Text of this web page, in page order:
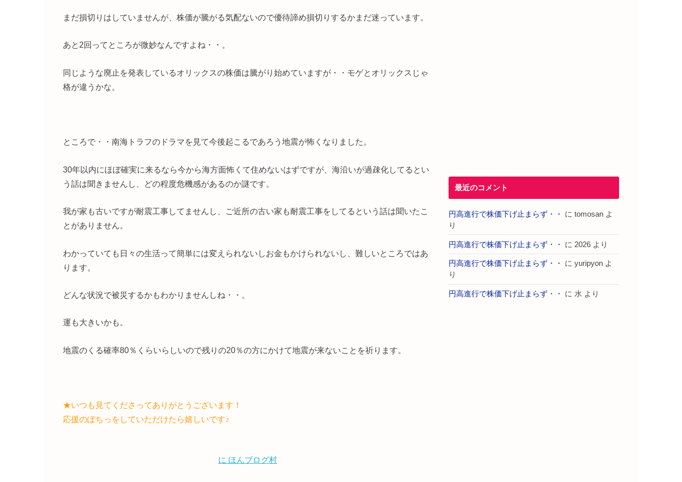
まだ損切りはしていませんが、株価が騰がる気配ないので優待諦め損切りするかまだ迷っています。
あと2回ってところが微妙なんですよね・・。
同じような廃止を発表しているオリックスの株価は騰がり始めていますが・・モゲとオリックスじゃ
格が違うかな。
ところで・・南海トラフのドラマを見て今後起こるであろう地震が怖くなりました。
30年以内にほぼ確実に来るなら今から海方面怖くて住めないはずですが、海沿いが過疎化してるとい
う話は聞きませんし、どの程度危機感があるのか謎です。
我が家も古いですが耐震工事してませんし、ご近所の古い家も耐震工事をしてるという話は聞いたこ
とがありません。
わかっていても日々の生活って簡単には変えられないしお金もかけられないし、難しいところではあ
ります。
どんな状況で被災するかもわかりませんしね・・。
運も大きいかも。
地震のくる確率80％くらいらしいので残りの20％の方にかけて地震が来ないことを祈ります。
★いつも見てくださってありがとうございます！
応援のぽちっをしていただけたら嬉しいです♪
に ほんブログ村
最近のコメント
円高進行で株価下げ止まらず・・ に tomosan よ
り
円高進行で株価下げ止まらず・・ に 2026 より
円高進行で株価下げ止まらず・・ に yuripyon よ
り
円高進行で株価下げ止まらず・・ に 水 より